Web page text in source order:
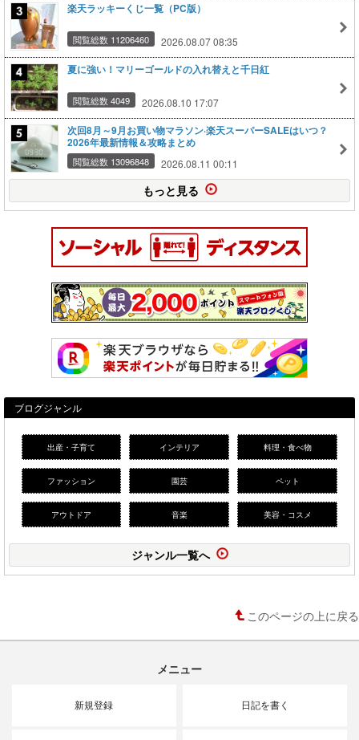
楽天ラッキーくじ一覧（PC版）
閲覧総数 11206460 2026.08.07 08:35
夏に強い！マリーゴールドの入れ替えと千日紅
閲覧総数 4049 2026.08.10 17:07
次回8月～9月お買い物マラソン·楽天スーパーSALEはいつ？
2026年最新情報＆攻略まとめ
閲覧総数 13096848 2026.08.11 00:11
もっと見る
ブログジャンル
出産・子育て インテリア 料理・食べ物
ファッション 園芸 ペット
アウトドア 音楽 美容・コスメ
ジャンル一覧へ
このページの上に戻る
メニュー
新規登録 日記を書く